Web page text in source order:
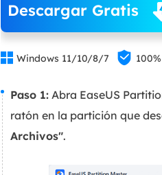
Descargar Gratis
 Windows 11/10/8/7 
Paso 1: Abra EaseUS
ratón en la partición que
Archivos".